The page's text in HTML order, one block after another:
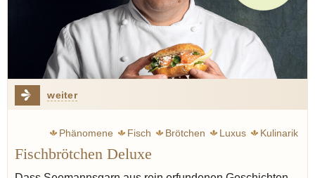
weiter
Phänomene Fisch Brötchen Luxus Kulinarik
Fischbrötchen Deluxe